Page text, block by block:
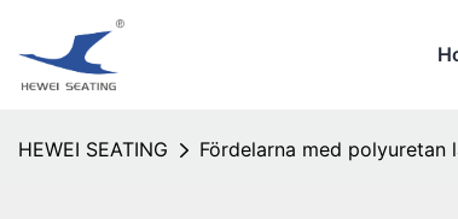
HEWEI SEATING Fördelarna med